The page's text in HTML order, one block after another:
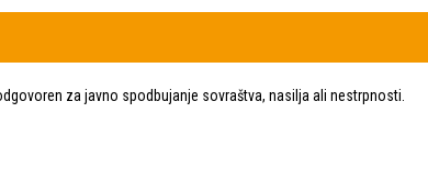
za javno spodbujanje sovraštva, nasilja ali nestrpnosti.